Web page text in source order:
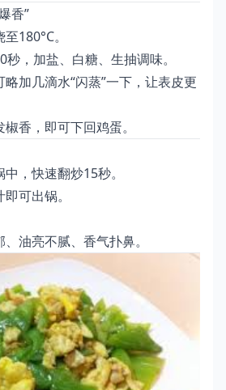
香”
180°C。
，加盐、白糖、生抽调味。
加几滴水“闪蒸”一下，让表皮更
香，即可下回鸡蛋。
，快速翻炒15秒。
可出锅。
油亮不腻、香气扑鼻。